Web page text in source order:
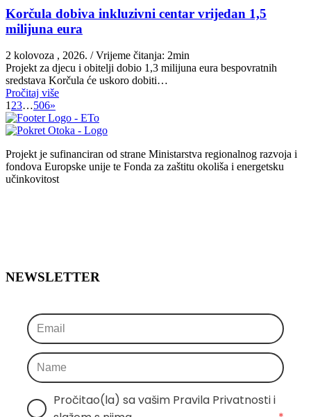
Korčula dobiva inkluzivni centar vrijedan 1,5
milijuna eura
2 kolovoza , 2026. / Vrijeme čitanja: 2min
Projekt za djecu i obitelji dobio 1,3 milijuna eura bespovratnih
sredstava Korčula će uskoro dobiti…
Pročitaj više
123…506»
Projekt je sufinanciran od strane Ministarstva regionalnog razvoja i
fondova Europske unije te Fonda za zaštitu okoliša i energetsku
učinkovitost
NEWSLETTER
Pročitao(la) sa vašim Pravila Privatnosti i